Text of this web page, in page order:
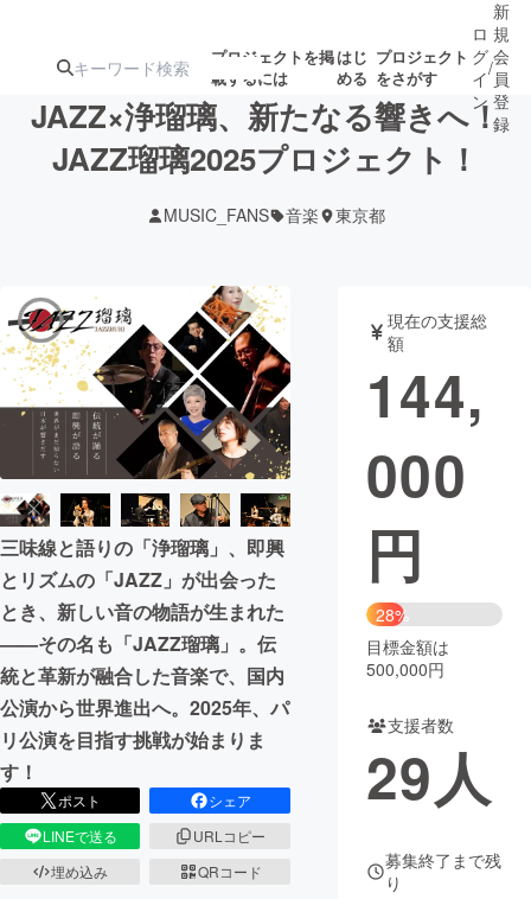
プロジェクトを掲
載するには
はじ
める
プロジェクト
をさがす
ジェクト
募集終了が近いプ
ロジェクト
アート・写真 音楽
テクノロジー・ガジェット ゲーム・サ
映像・映画
ビジネス・起業
まちづくり・地域活性化
CAMPFIRE for Social Good
CAMPFIRE Creation
CAMPFIREふるさと納税machi-ya コミュニティ
ロ
グ
イ
ン
/
新
規
会
員
登
録
JAZZ×浄瑠璃、新たなる響きへ！
JAZZ瑠璃2025プロジェクト！
MUSIC_FANS 音楽 東京都
三味線と語りの「浄瑠璃」、即興
とリズムの「JAZZ」が出会った
とき、新しい音の物語が生まれた
——その名も「JAZZ瑠璃」。伝
統と革新が融合した音楽で、国内
公演から世界進出へ。2025年、パ
リ公演を目指す挑戦が始まりま
す！
ポスト
シェア
LINEで送る
URLコピー
埋め込み
QRコード
現在の支援総
額
144,
000
円
28%
目標金額は
500,000円
支援者数
29人
募集終了まで残
り